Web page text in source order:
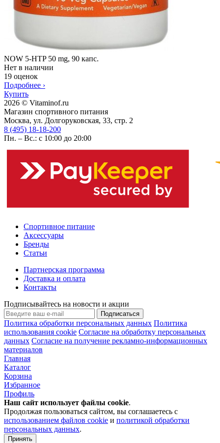
NOW 5-HTP 50 mg, 90 капс.
Нет в наличии
19 оценок
Подробнее ›
Купить
2026 © Vitaminof.ru
Магазин спортивного питания
Москва, ул. Долгоруковская, 33, стр. 2
8 (495) 18-18-200
Пн. – Вс.: с 10:00 до 20:00
Спортивное питание
Аксессуары
Бренды
Статьи
Партнерская программа
Доставка и оплата
Контакты
Подписывайтесь на новости и акции
Подписаться
Политика обработки персональных данных Политика
использования cookie Согласие на обработку персональных
данных Согласие на получение рекламно-информационных
материалов
Главная
Каталог
Корзина
Избранное
Профиль
Наш сайт использует файлы cookie.
Продолжая пользоваться сайтом, вы соглашаетесь с
использованием файлов cookie и политикой обработки
персональных данных.
Принять